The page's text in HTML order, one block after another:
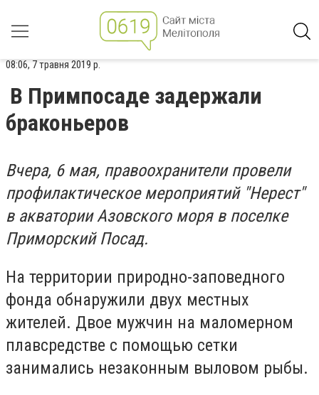
08:06, 7 травня 2019 р.
В Примпосаде задержали
браконьеров
Вчера, 6 мая, правоохранители провели
профилактическое мероприятий "Нерест"
в акватории Азовского моря в поселке
Приморский Посад.
На территории природно-заповедного
фонда обнаружили двух местных
жителей. Двое мужчин на маломерном
плавсредстве с помощью сетки
занимались незаконным выловом рыбы.